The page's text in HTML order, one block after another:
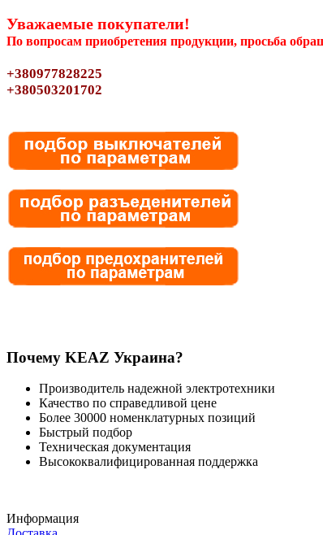
Уважаемые покупатели!
По вопросам приобретения продукции, просьба
+380977828225
+380503201702
Почему KEAZ Украина?
Производитель надежной электротехники
Качество по справедливой цене
Более 30000 номенклатурных позиций
Быстрый подбор
Техническая документация
Высококвалифицированная поддержка
Информация